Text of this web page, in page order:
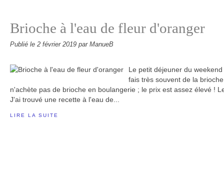
Brioche à l'eau de fleur d'oranger
Publié le 2 février 2019 par ManueB
Le petit déjeuner du
fais très souvent de la
n'achète pas de brioche en boulangerie ; le prix est assez élevé !
J'ai trouvé une recette à l'eau de...
LIRE LA SUITE